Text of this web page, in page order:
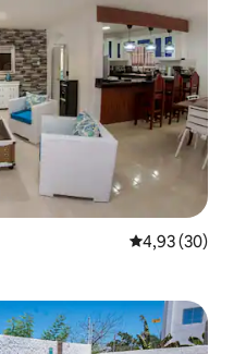
Priemerné
4,93 (30)